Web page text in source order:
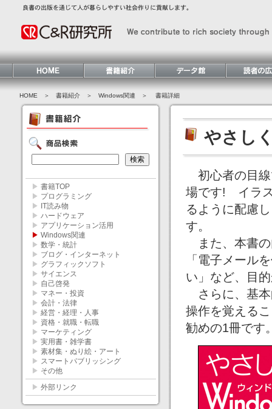
HOME ＞ 書籍紹介 ＞ Windows関連 ＞ 書籍詳細
▶ 書籍TOP
▶ プログラミング
▶
IT読み物
▶ ハードウェア
▶ アプリケーション活用
▶ Windows関連
▶ 数学・統計
▶ ブログ・インターネット
▶ グラフィックソフト
▶ サイエンス
▶ 自己啓発
▶ マネー・投資
▶ 会計・法律
▶ 経営・経理・人事
▶ 資格・就職・転職
▶ マーケティング
▶ 実用書・雑学書
▶ 素材集・ぬり絵・アート
▶ スマートパブリッシング
▶ その他
▶ 外部リンク
やさし
初心者の目線
場です! イラス
るように配慮
す。
また、本書の
「電子メール
い」など、目
さらに、基本
操作を覚える
勧めの1冊です